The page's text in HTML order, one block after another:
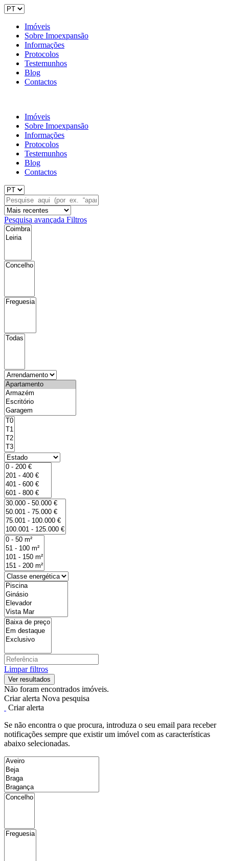
Imóveis
Sobre Imoexpansão
Informações
Protocolos
Testemunhos
Blog
Contactos
Imóveis
Sobre Imoexpansão
Informações
Protocolos
Testemunhos
Blog
Contactos
Pesquisa avançada Filtros
Limpar filtros
Não foram encontrados imóveis.
Criar alerta Nova pesquisa
Criar alerta
Se não encontra o que procura, introduza o seu email para receber
notificações sempre que existir um imóvel com as características
abaixo selecionadas.